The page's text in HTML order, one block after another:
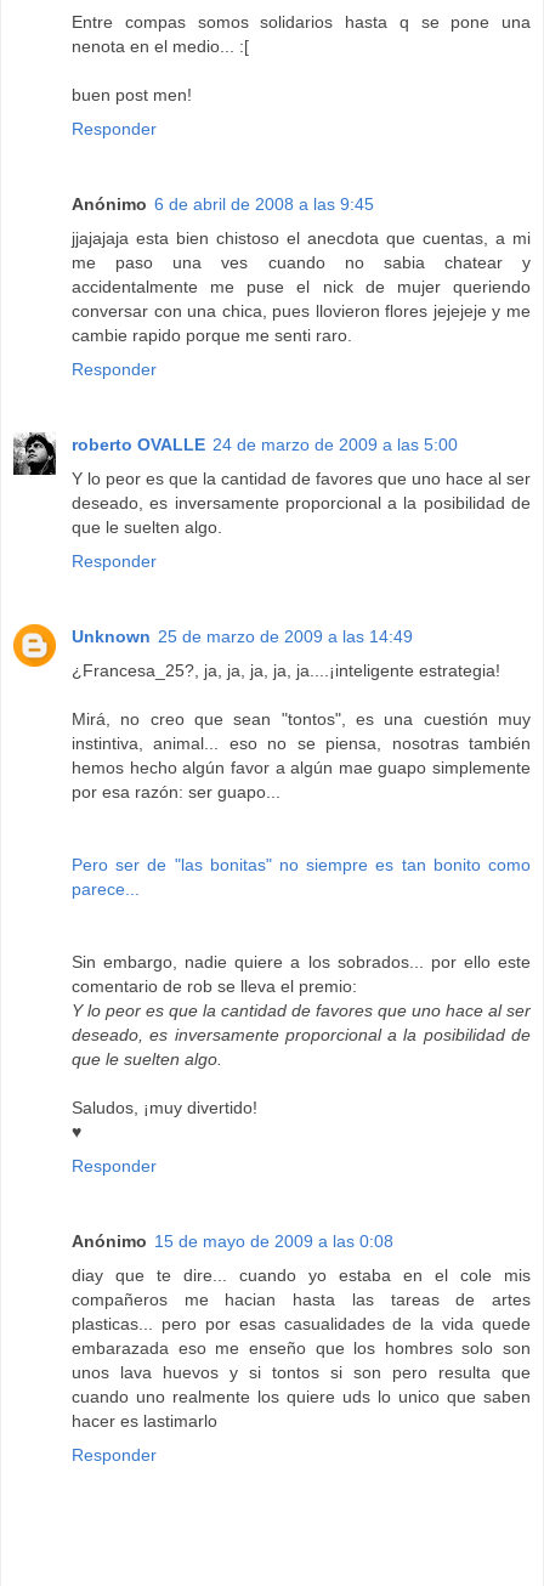
Entre compas somos solidarios hasta q se pone una
nenota en el medio... :[
buen post men!
Responder
Anónimo 6 de abril de 2008 a las 9:45
jjajajaja esta bien chistoso el anecdota que cuentas, a mi
me paso una ves cuando no sabia chatear y
accidentalmente me puse el nick de mujer queriendo
conversar con una chica, pues llovieron flores jejejeje y me
cambie rapido porque me senti raro.
Responder
roberto OVALLE 24 de marzo de 2009 a las 5:00
Y lo peor es que la cantidad de favores que uno hace al ser
deseado, es inversamente proporcional a la posibilidad de
que le suelten algo.
Responder
Unknown 25 de marzo de 2009 a las 14:49
¿Francesa_25?, ja, ja, ja, ja, ja....¡inteligente estrategia!
Mirá, no creo que sean "tontos", es una cuestión muy
instintiva, animal... eso no se piensa, nosotras también
hemos hecho algún favor a algún mae guapo simplemente
por esa razón: ser guapo...
Pero ser de "las bonitas" no siempre es tan bonito como
parece...
Sin embargo, nadie quiere a los sobrados... por ello este
comentario de rob se lleva el premio:
Y lo peor es que la cantidad de favores que uno hace al ser
deseado, es inversamente proporcional a la posibilidad de
que le suelten algo.
Saludos, ¡muy divertido!
♥
Responder
Anónimo 15 de mayo de 2009 a las 0:08
diay que te dire... cuando yo estaba en el cole mis
compañeros me hacian hasta las tareas de artes
plasticas... pero por esas casualidades de la vida quede
embarazada eso me enseño que los hombres solo son
unos lava huevos y si tontos si son pero resulta que
cuando uno realmente los quiere uds lo unico que saben
hacer es lastimarlo
Responder